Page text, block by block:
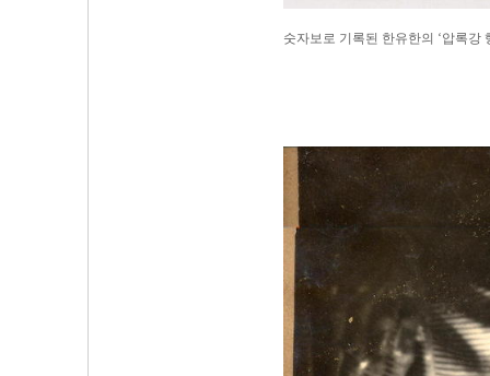
숫자보로 기록된 한유한의 ‘압록강